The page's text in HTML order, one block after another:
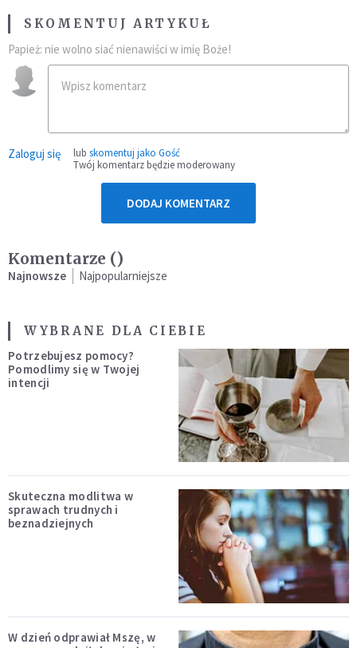
SKOMENTUJ ARTYKUŁ
Papież: nie wolno siać nienawiści w imię Boże!
Zaloguj się lub skomentuj jako Gość
Twój komentarz będzie moderowany
DODAJ KOMENTARZ
Komentarze ()
Najnowsze Najpopularniejsze
WYBRANE DLA CIEBIE
Potrzebujesz pomocy?
Pomodlimy się w Twojej
intencji
Skuteczna modlitwa w
sprawach trudnych i
beznadziejnych
W dzień odprawiał Mszę, w